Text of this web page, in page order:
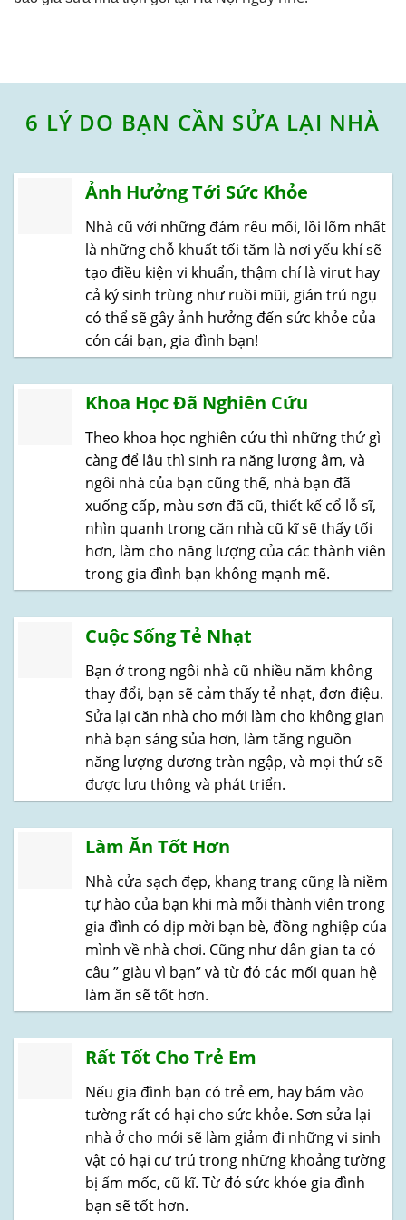
6 LÝ DO BẠN CẦN SỬA LẠI NHÀ
Ảnh Hưởng Tới Sức Khỏe
Nhà cũ với những đám rêu mối, lồi lõm nhất
là những chỗ khuất tối tăm là nơi yếu khí sẽ
tạo điều kiện vi khuẩn, thậm chí là virut hay
cả ký sinh trùng như ruồi mũi, gián trú ngụ
có thể sẽ gây ảnh hưởng đến sức khỏe của
cón cái bạn, gia đình bạn!
Khoa Học Đã Nghiên Cứu
Theo khoa học nghiên cứu thì những thứ gì
càng để lâu thì sinh ra năng lượng âm, và
ngôi nhà của bạn cũng thế, nhà bạn đã
xuống cấp, màu sơn đã cũ, thiết kế cổ lỗ sĩ,
nhìn quanh trong căn nhà cũ kĩ sẽ thấy tối
hơn, làm cho năng lượng của các thành viên
trong gia đình bạn không mạnh mẽ.
Cuộc Sống Tẻ Nhạt
Bạn ở trong ngôi nhà cũ nhiều năm không
thay đổi, bạn sẽ cảm thấy tẻ nhạt, đơn điệu.
Sửa lại căn nhà cho mới làm cho không gian
nhà bạn sáng sủa hơn, làm tăng nguồn
năng lượng dương tràn ngập, và mọi thứ sẽ
được lưu thông và phát triển.
Làm Ăn Tốt Hơn
Nhà cửa sạch đẹp, khang trang cũng là niềm
tự hào của bạn khi mà mỗi thành viên trong
gia đình có dịp mời bạn bè, đồng nghiệp của
mình về nhà chơi. Cũng như dân gian ta có
câu ” giàu vì bạn” và từ đó các mối quan hệ
làm ăn sẽ tốt hơn.
Rất Tốt Cho Trẻ Em
Nếu gia đình bạn có trẻ em, hay bám vào
tường rất có hại cho sức khỏe. Sơn sửa lại
nhà ở cho mới sẽ làm giảm đi những vi sinh
vật có hại cư trú trong những khoảng tường
bị ẩm mốc, cũ kĩ. Từ đó sức khỏe gia đình
bạn sẽ tốt hơn.